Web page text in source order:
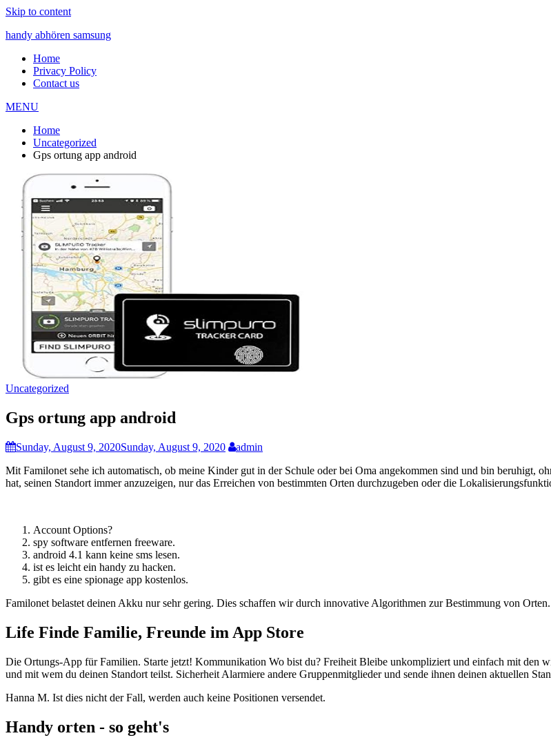
Skip to content
handy abhören samsung
Home
Privacy Policy
Contact us
MENU
Home
Uncategorized
Gps ortung app android
Uncategorized
Gps ortung app android
Sunday, August 9, 2020Sunday, August 9, 2020
admin
Mit Familonet sehe ich automatisch, ob meine Kinder gut in der Schule oder bei Oma angekommen sind und bin beruhigt,
hat, seinen Standort immer anzuzeigen, nur das Erreichen von bestimmten Orten durchzugeben oder die
Account Options?
spy software entfernen freeware.
android 4.1 kann keine sms lesen.
ist es leicht ein handy zu hacken.
gibt es eine spionage app kostenlos.
Familonet belastet deinen Akku nur sehr gering. Dies schaffen wir durch innovative Algorithmen zur Bestimmung von
‎Life Finde Familie, Freunde im App Store
Die Ortungs-App für Familien. Starte jetzt! Kommunikation Wo bist du? Freiheit Bleibe unkompliziert und einfach mit den
und mit wem du deinen Standort teilst. Sicherheit Alarmiere andere Gruppenmitglieder und sende ihnen deinen aktuellen
Hanna M. Ist dies nicht der Fall, werden auch keine Positionen versendet.
Handy orten - so geht's